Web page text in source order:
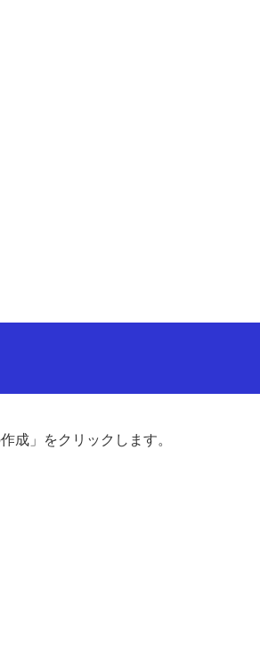
成」をクリックします。